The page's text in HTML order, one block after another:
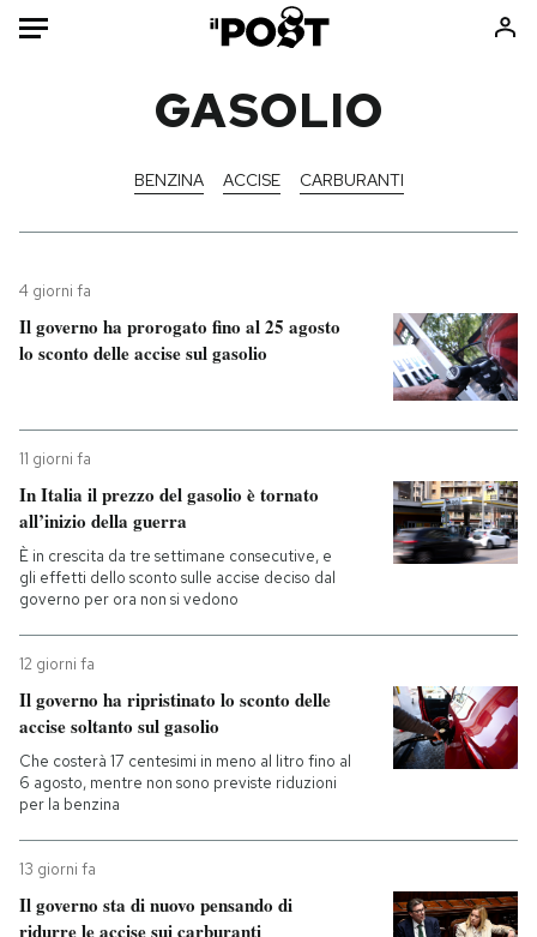
Mondo
Internet
Moda
Libri
Ok Boomer!
Mondiali calcio 2026
PODCAST
NEWSLETTER
I MIEI PREFERITI
CALENDARIO
GASOLIO
BENZINA ACCISE CARBURANTI
4 giorni fa
Il governo ha prorogato fino al 25 agosto
lo sconto delle accise sul gasolio
11 giorni fa
In Italia il prezzo del gasolio è tornato
all’inizio della guerra
È in crescita da tre settimane consecutive, e
gli effetti dello sconto sulle accise deciso dal
governo per ora non si vedono
12 giorni fa
Il governo ha ripristinato lo sconto delle
accise soltanto sul gasolio
Che costerà 17 centesimi in meno al litro fino al
6 agosto, mentre non sono previste riduzioni
per la benzina
13 giorni fa
Il governo sta di nuovo pensando di
ridurre le accise sui carburanti